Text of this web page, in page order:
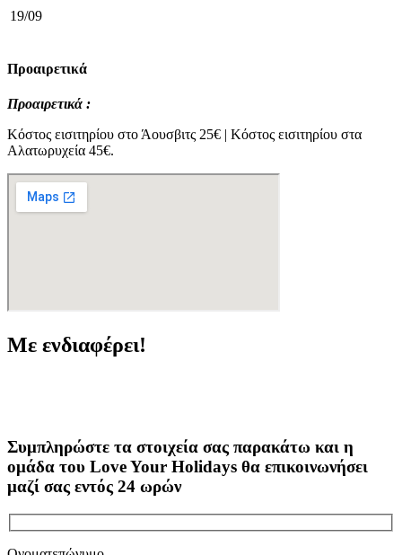
19/09
Προαιρετικά
Προαιρετικά :
Κόστος εισιτηρίου στο Άουσβιτς 25€ | Κόστος εισιτηρίου στα
Αλατωρυχεία 45€.
Με ενδιαφέρει!
Συμπληρώστε τα στοιχεία σας παρακάτω και η
ομάδα του Love Your Holidays θα επικοινωνήσει
μαζί σας εντός 24 ωρών